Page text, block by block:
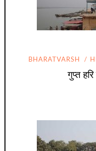
BHARATVARSH
गुप्त